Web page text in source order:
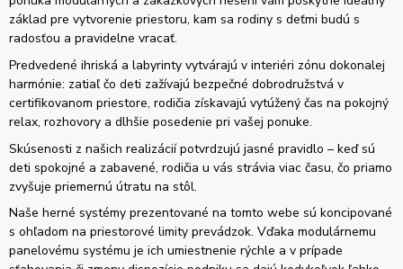
základ pre vytvorenie priestoru, kam sa rodiny s deťmi budú s
radosťou a pravidelne vracať.
Predvedené ihriská a labyrinty vytvárajú v interiéri zónu dokonalej
harmónie: zatiaľ čo deti zažívajú bezpečné dobrodružstvá v
certifikovanom priestore, rodičia získavajú vytúžený čas na pokojný
relax, rozhovory a dlhšie posedenie pri vašej ponuke.
Skúsenosti z našich realizácií potvrdzujú jasné pravidlo – keď sú
deti spokojné a zabavené, rodičia u vás strávia viac času, čo priamo
zvyšuje priemernú útratu na stôl.
Naše herné systémy prezentované na tomto webe sú koncipované
s ohľadom na priestorové limity prevádzok. Vďaka modulárnemu
panelovému systému je ich umiestnenie rýchle a v prípade